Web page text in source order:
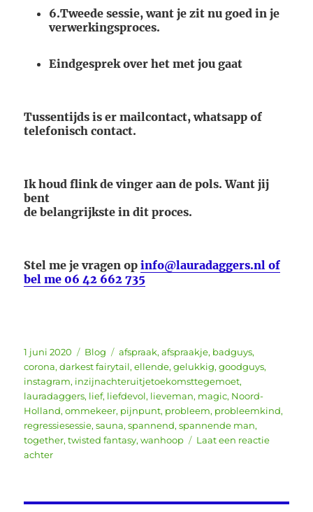
6.Tweede sessie, want je zit nu goed in je
verwerkingsproces.
Eindgesprek over het met jou gaat
Tussentijds is er mailcontact, whatsapp of
telefonisch contact.
Ik houd flink de vinger aan de pols. Want jij
bent
de belangrijkste in dit proces.
Stel me je vragen opinfo@lauradaggers.nl of
bel me 06 42 662 735
Geplaatst
op
1 juni 2020 Categorieën
Blog Tags
afspraak,afspraakje, badguys,
corona,darkest fairytail,ellende,gelukkig,goodguys,
instagram, inzijnachteruitjetoekomsttegemoet,
lauradaggers, lief, liefdevol, lieveman, magic, Noord-
Holland,ommekeer, pijnpunt, probleem, probleemkind,
regressiesessie,sauna,spannend,spannende man,
together,twisted fantasy,wanhoop
Laat een reactie
achterop